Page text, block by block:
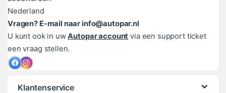
Nederland
Vragen? E-mail naar info@autopar.nl
U kunt ook in uwAutopar account via een support ticket
een vraag stellen.
Klantenservice